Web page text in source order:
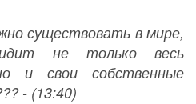
существовать в мире,
не только весь
и свои собственные
- (13:40)